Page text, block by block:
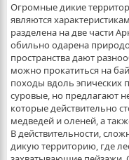
Огромные дикие
являются
разделена на две части
обильно одарена
пространства дают
можно прокатиться на
походы вдоль эпических
суровые, но предлагают
которые действительно
медведей и оленей, а
В действительности,
дикую территорию, где